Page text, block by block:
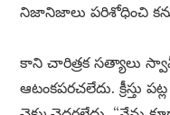
నిజానిజాలు పరిశోధించి
కాని చారిత్రక సత్యాలు
ఆటంకపరచలేదు. క్రీస్తు